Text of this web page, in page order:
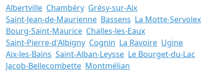
Albertville Chambéry Grésy-sur-Aix
Saint-Jean-de-Maurienne Bassens La Motte-Servolex
Bourg-Saint-Maurice Challes-les-Eaux
Saint-Pierre-d'Albigny Cognin La Ravoire Ugine
Aix-les-Bains Saint-Alban-Leysse Le Bourget-du-Lac
Jacob-Bellecombette Montmélian